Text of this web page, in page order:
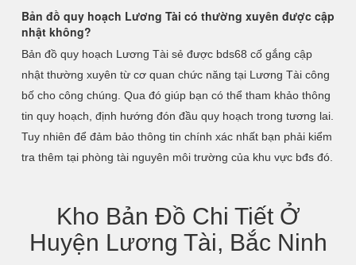
Bản đồ quy hoạch Lương Tài có thường xuyên được cập
nhật không?
Bản đồ quy hoạch Lương Tài sẻ được bds68 cố gắng cập
nhật thường xuyên từ cơ quan chức năng tại Lương Tài công
bố cho công chúng. Qua đó giúp bạn có thể tham khảo thông
tin quy hoạch, định hướng đón đầu quy hoạch trong tương lai.
Tuy nhiên để đảm bảo thông tin chính xác nhất bạn phải kiểm
tra thêm tại phòng tài nguyên môi trường của khu vực bđs đó.
Kho Bản Đồ Chi Tiết Ở
Huyện Lương Tài, Bắc Ninh